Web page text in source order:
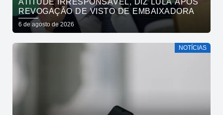
ATITUDE IRRESPONSÁVEL, DIZ LULA APÓS
REVOGAÇÃO DE VISTO DE EMBAIXADORA
6 de agosto de 2026
NOTÍCIAS